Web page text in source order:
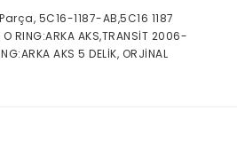
5C16-1187-AB,5C16 1187
RING:ARKA AKS,TRANSİT 2006-
AKS 5 DELİK, ORJİNAL